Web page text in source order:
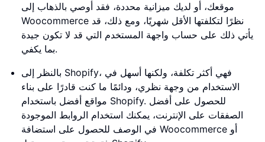
موقعك، أو لديك ميزانية محددة، فقد أوصي بالذهاب إلى
Woocommerce نظرًا لتكلفتها الأقل شهريًا، ومع ذلك، قد
يأتي ذلك على حساب واجهة المستخدم التي قد لا تكون جيدة
بما يكفي.
بالنظر إلى Shopify، فهي أكثر تكلفة، ولكنها أسهل في
الاستخدام من وجهة نظري، ودائمًا ما كنت قادرًا على بناء
مواقع أفضل باستخدام Shopify. للحصول على أفضل
الصفقات على الإنترنت، يمكنك استخدام الروابط الموجودة
في الوصف للحصول على استضافة Woocommerce أو